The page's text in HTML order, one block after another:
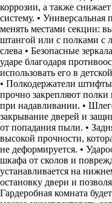
коррозии, а также
систему. • Универсальная
менять местами секции:
штангой или с полками с
слева • Безопасные
ударе благодаря
использовать его в
• Полкодержатели
прочно закрепляют полки
при надавливании. •
закрывание дверей и
от попадания пыли. •
высокой прочности,
не деформируется. •
шкафа от сколов и
устанавливается на
остановку двери и
Гардеробная комната